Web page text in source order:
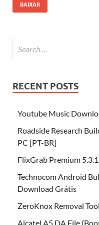
BAIXAR
RECENT POSTS
Youtube Music
Roadside Research
PC [PT-BR]
FlixGrab Premium
Technocom Android
Download Grátis
ZeroKnox Removal
Alcatel A5 DA File